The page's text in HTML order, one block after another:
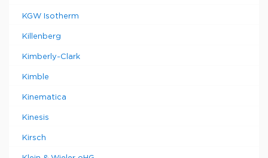
KGW Isotherm
Killenberg
Kimberly-Clark
Kimble
Kinematica
Kinesis
Kirsch